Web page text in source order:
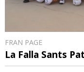
FRAN PAGE
La Falla Sants